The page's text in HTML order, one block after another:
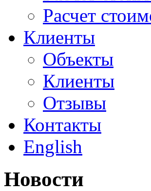
Расчет
Клиенты
Объекты
Клиенты
Отзывы
Контакты
English
Новости